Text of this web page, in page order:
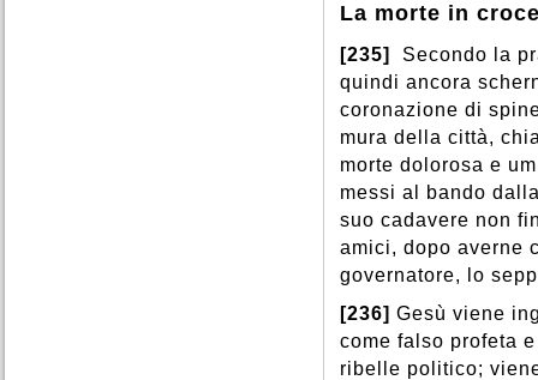
La morte in
[235]
Secondo la
quindi ancora
coronazione di
mura della città,
morte dolorosa e
messi al bando
suo cadavere non
amici, dopo averne
governatore, lo
[236] Gesù viene
come falso profeta
ribelle politico;